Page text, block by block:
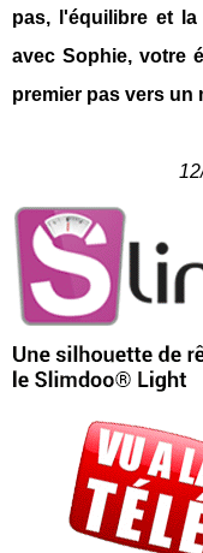
pas, l'équilibre et
avec Sophie, votre
premier pas vers un